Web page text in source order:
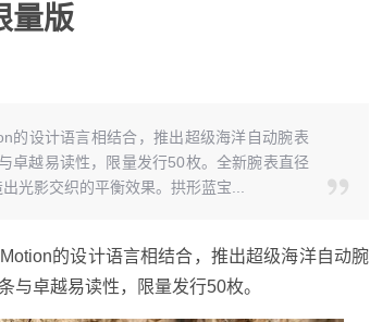
量版
的设计语言相结合，推出超级海洋自动腕表
卓越易读性，限量发行50枚。全新腕表直径
光影交织的平衡效果。拱形蓝宝...
的设计语言相结合，推出超级海洋自动腕
与卓越易读性，限量发行50枚。